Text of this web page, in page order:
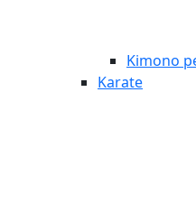
Kimono
Karate